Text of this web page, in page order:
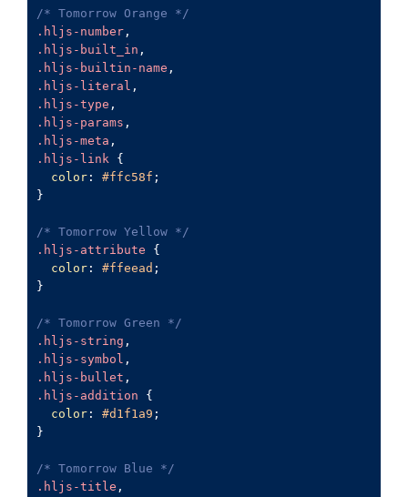
/* Tomorrow Orange */
.hljs-number
.hljs-built_in
.hljs-builtin-name
.hljs-literal
.hljs-type
.hljs-params
.hljs-meta
.hljs-link {
color : #ffc58f ;
}
/* Tomorrow Yellow */
.hljs-attribute {
color : #ffeead ;
}
/* Tomorrow Green */
.hljs-string
.hljs-symbol
.hljs-bullet
.hljs-addition {
color : #d1f1a9 ;
}
/* Tomorrow Blue */
.hljs-title